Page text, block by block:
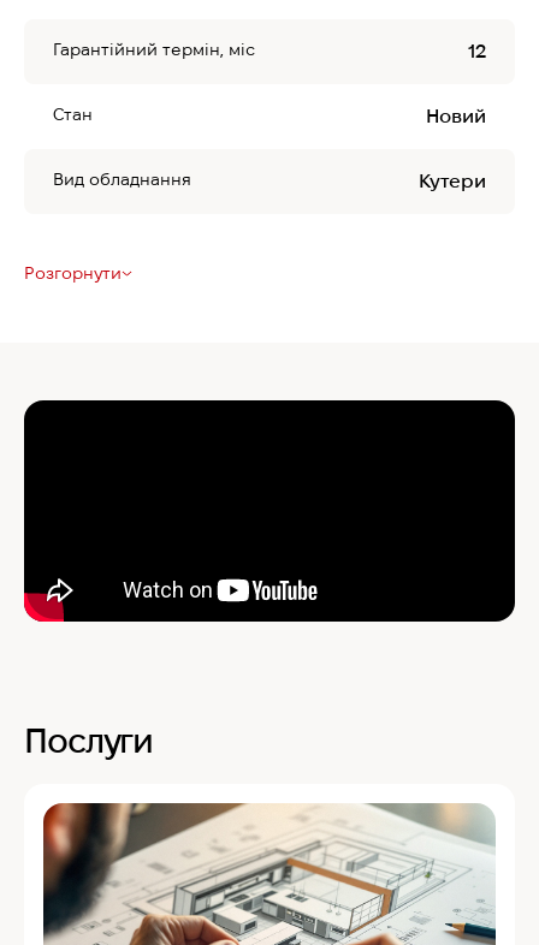
Гарантійний термін, міс 12
Стан Новий
Вид обладнання Кутери
Розгорнути
Послуги